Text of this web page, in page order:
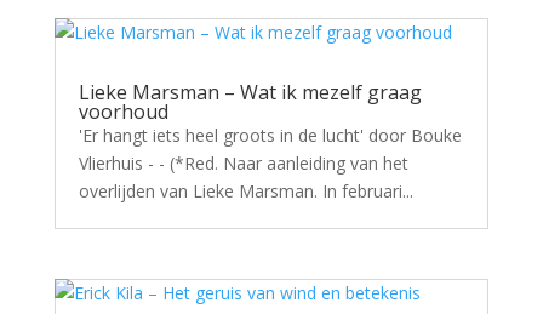
Lieke Marsman – Wat ik mezelf graag
voorhoud
'Er hangt iets heel groots in de lucht' door Bouke
Vlierhuis - - (*Red. Naar aanleiding van het
overlijden van Lieke Marsman. In februari...